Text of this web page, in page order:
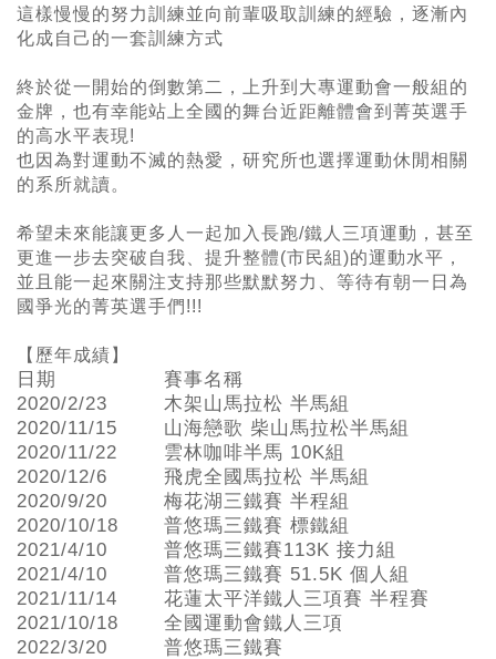
這樣慢慢的努力訓練並向前輩吸取訓練的經驗，逐漸內
化成自己的一套訓練方式
終於從一開始的倒數第二，上升到大專運動會一般組的
金牌，也有幸能站上全國的舞台近距離體會到菁英選手
的高水平表現!
也因為對運動不滅的熱愛，研究所也選擇運動休閒相關
的系所就讀。
希望未來能讓更多人一起加入長跑/鐵人三項運動，甚至
更進一步去突破自我、提升整體(市民組)的運動水平，
並且能一起來關注支持那些默默努力、等待有朝一日為
國爭光的菁英選手們!!!
【歷年成績】
日期
賽事名稱
2020/2/23
木架山馬拉松 半馬組
2020/11/15
山海戀歌 柴山馬拉松半馬組
2020/11/22
雲林咖啡半馬 10K組
2020/12/6
飛虎全國馬拉松 半馬組
2020/9/20
梅花湖三鐵賽 半程組
2020/10/18
普悠瑪三鐵賽 標鐵組
2021/4/10
普悠瑪三鐵賽113K 接力組
2021/4/10
普悠瑪三鐵賽 51.5K 個人組
2021/11/14
花蓮太平洋鐵人三項賽 半程賽
2021/10/18
全國運動會鐵人三項
2022/3/20
普悠瑪三鐵賽